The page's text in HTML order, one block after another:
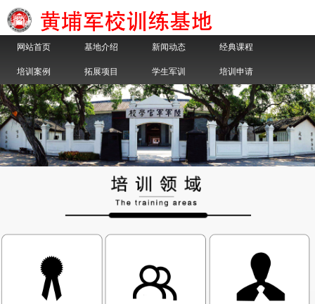
网站首页 基地介绍 新闻动态 经典课程
培训案例 拓展项目 学生军训 培训申请